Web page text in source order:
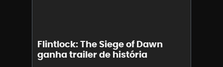
Flintlock: The Siege of Dawn
ganha trailer de história